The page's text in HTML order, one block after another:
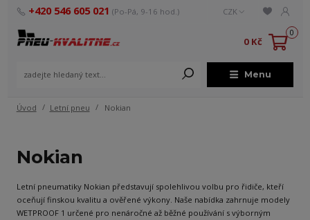
Menu
CZK
+420 546 605 021 (Po-Pá, 9-16 hod.)
0
0 Kč
Úvod Letní pneu Nokian
Nokian
Letní pneumatiky Nokian představují spolehlivou volbu pro řidiče, kteří
oceňují finskou kvalitu a ověřené výkony. Naše nabídka zahrnuje modely
WETPROOF 1 určené pro nenáročné až běžné používání s výborným